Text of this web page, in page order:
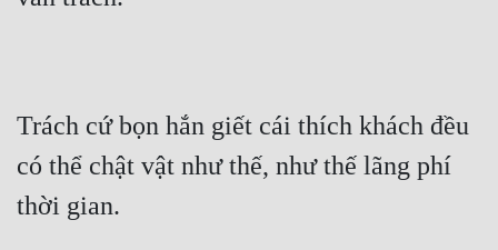
Trách cứ bọn hắn giết cái thích khách đều
có thể chật vật như thế, như thế lãng phí
thời gian.